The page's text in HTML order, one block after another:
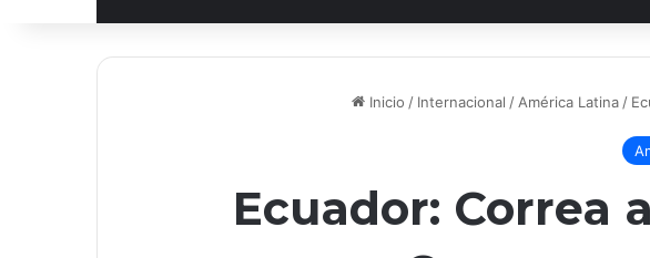
Inicio / Internacional / América Latina /
Ecuador: Correa